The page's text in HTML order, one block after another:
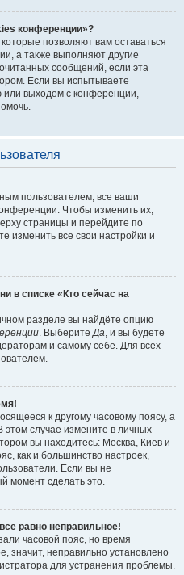
конференции»?
позволяют вам оставаться
а также выполняют другие
сообщений, если эта
Если вы испытываете
или выходом с конференции,
пользователем, все ваши
Чтобы изменить их,
страницы и перейдите по
изменить все свои настройки и
в списке «Кто сейчас на
разделе вы найдёте опцию
. ВыберитеДа, и вы будете
и самому себе. Для всех
к другому часовому поясу, а
этом случае измените в личных
вы находитесь: Москва, Киев и
как и большинство настроек,
Если вы не
момент сделать это.
равно неправильное!
часовой пояс, но время
значит, неправильно установлено
для устранения проблемы.